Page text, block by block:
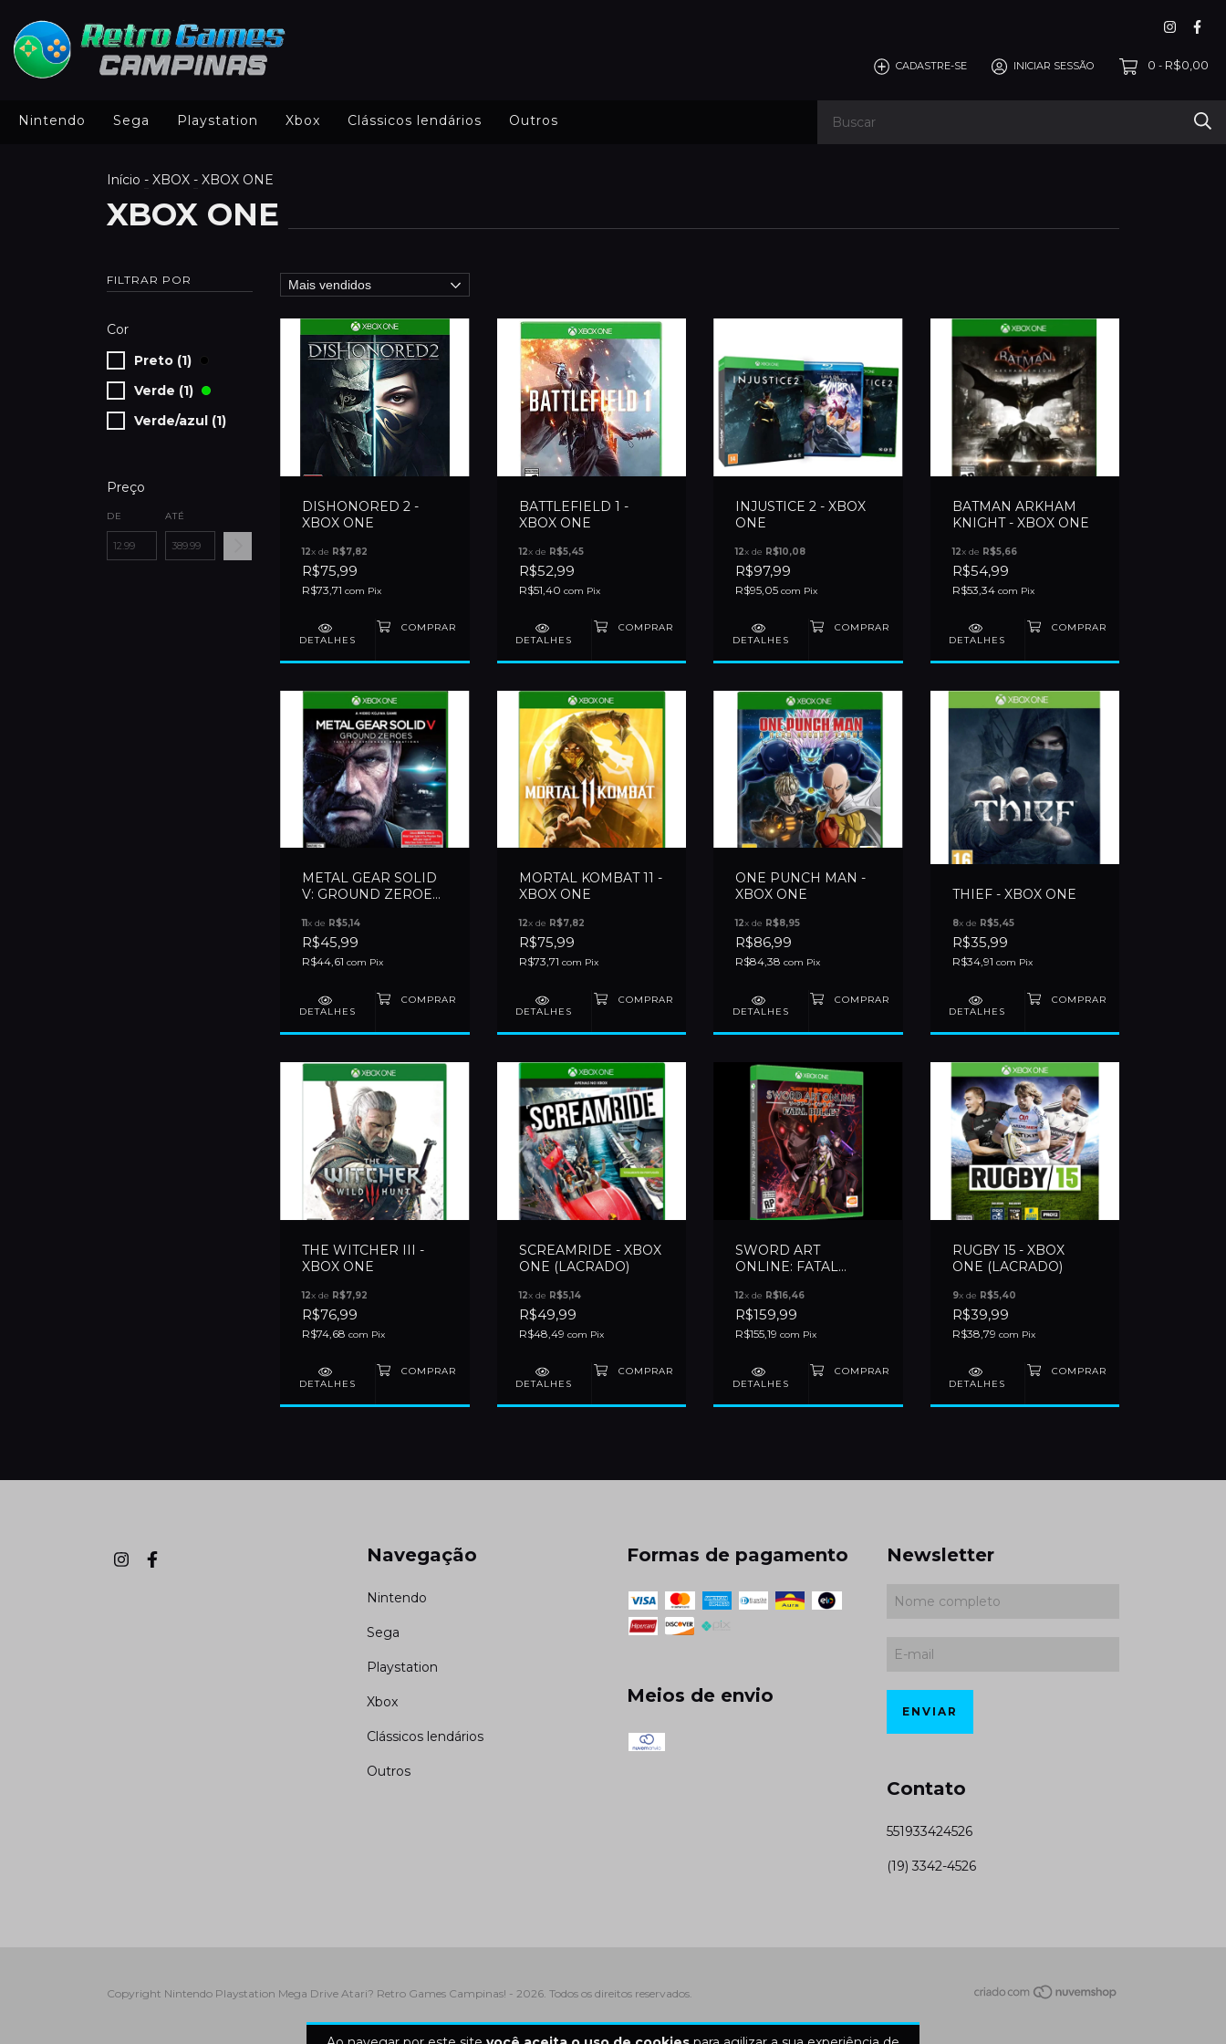
CADASTRE-SE INICIAR SESSÃO 0 - R$0,00
Nintendo Sega Playstation Xbox Clássicos lendários Outros
Início - XBOX - XBOX ONE
XBOX ONE
FILTRAR POR
Cor
Preto (1)
Verde (1)
Verde/azul (1)
Preço
DE ATÉ
DISHONORED 2 -
XBOX ONE
12x de R$7,82
R$75,99
R$73,71 com Pix
DETALHES
BATTLEFIELD 1 -
XBOX ONE
12x de R$5,45
R$52,99
R$51,40 com Pix
DETALHES
INJUSTICE 2 - XBOX
ONE
12x de R$10,08
R$97,99
R$95,05 com Pix
DETALHES
BATMAN ARKHAM
KNIGHT - XBOX ONE
12x de R$5,66
R$54,99
R$53,34 com Pix
DETALHES
METAL GEAR SOLID
V: GROUND ZEROES
11x de R$5,14
R$45,99
R$44,61 com Pix
DETALHES
MORTAL KOMBAT 11 -
XBOX ONE
12x de R$7,82
R$75,99
R$73,71 com Pix
DETALHES
ONE PUNCH MAN -
XBOX ONE
12x de R$8,95
R$86,99
R$84,38 com Pix
DETALHES
THIEF - XBOX ONE
8x de R$5,45
R$35,99
R$34,91 com Pix
DETALHES
THE WITCHER III -
XBOX ONE
12x de R$7,92
R$76,99
R$74,68 com Pix
DETALHES
SCREAMRIDE - XBOX
ONE (LACRADO)
12x de R$5,14
R$49,99
R$48,49 com Pix
DETALHES
SWORD ART
ONLINE: FATAL
(LACRADO)
12x de R$16,46
R$159,99
R$155,19 com Pix
DETALHES
RUGBY 15 - XBOX
ONE (LACRADO)
9x de R$5,40
R$39,99
R$38,79 com Pix
DETALHES
Navegação
Nintendo
Sega
Playstation
Xbox
Clássicos lendários
Outros
Formas de pagamento
Meios de envio
Newsletter
Contato
551933424526
(19) 3342-4526
Copyright Nintendo Playstation Mega Drive Atari? Retro Games Campinas! - 2026. Todos os direitos reservados.